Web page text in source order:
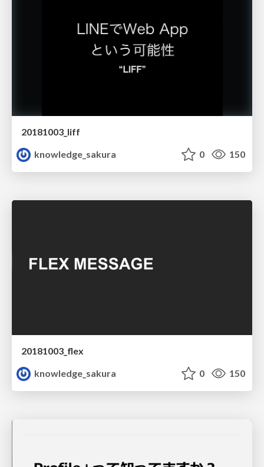
20181003_liff
knowledge_sakura
0 150
20181003_flex
knowledge_sakura
0 150